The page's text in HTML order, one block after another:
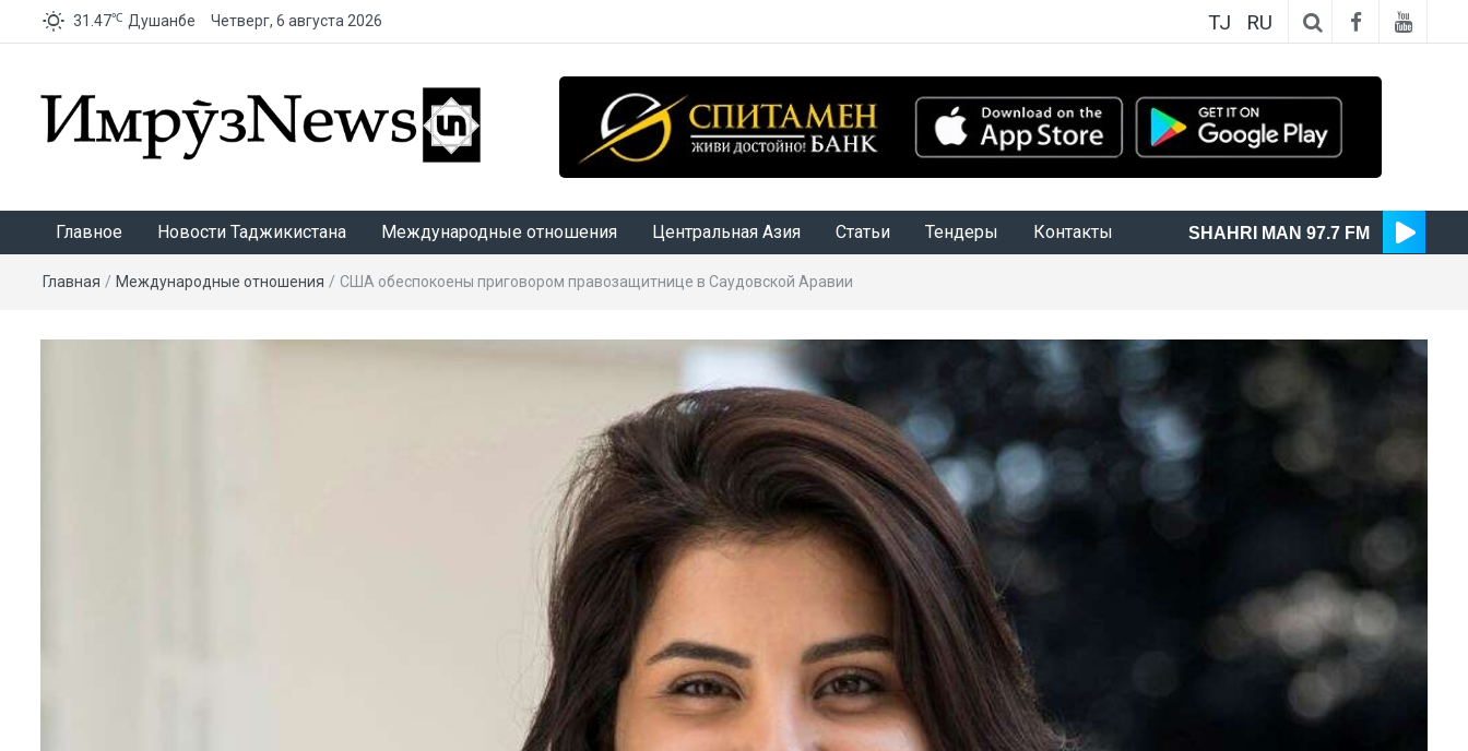
31.47℃ Душанбе Четверг, 6 августа 2026 TJ RU
Главное Новости Таджикистана Международные отношения Центральная Азия Статьи Тендеры Контакты SHAHRI MAN 97.7 FM
Главная / Международные отношения / США обеспокоены приговором правозащитнице в Саудовской Аравии